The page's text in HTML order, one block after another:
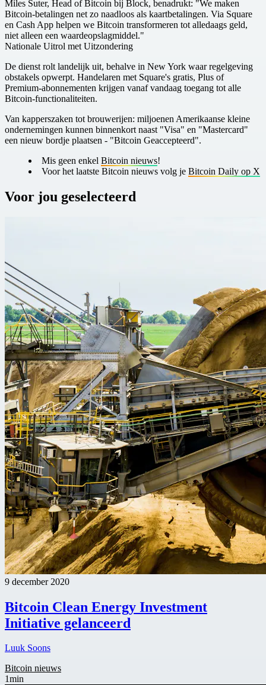
Miles Suter, Head of Bitcoin bij Block, benadrukt: "We maken
Bitcoin-betalingen net zo naadloos als kaartbetalingen. Via Square
en Cash App helpen we Bitcoin transformeren tot alledaags geld,
niet alleen een waardeopslagmiddel."
Nationale Uitrol met Uitzondering
De dienst rolt landelijk uit, behalve in New York waar regelgeving
obstakels opwerpt. Handelaren met Square's gratis, Plus of
Premium-abonnementen krijgen vanaf vandaag toegang tot alle
Bitcoin-functionaliteiten.
Van kapperszaken tot brouwerijen: miljoenen Amerikaanse kleine
ondernemingen kunnen binnenkort naast "Visa" en "Mastercard"
een nieuw bordje plaatsen - "Bitcoin Geaccepteerd".
Mis geen enkel Bitcoin nieuws!
Voor het laatste Bitcoin nieuws volg je Bitcoin Daily op X
Voor jou geselecteerd
9 december 2020
Bitcoin Clean Energy Investment
Initiative gelanceerd
Luuk Soons
Bitcoin nieuws
1min